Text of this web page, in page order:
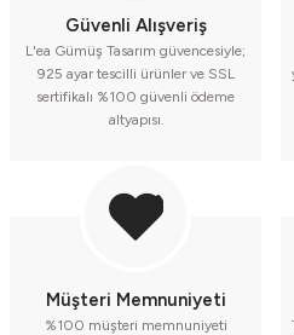
Güvenli Alışveriş
L'ea Gümüş Tasarım güvencesiyle;
925 ayar tescilli ürünler ve SSL
sertifikalı %100 güvenli ödeme
altyapısı.
Müşteri Memnuniyeti
%100 müşteri memnuniyeti